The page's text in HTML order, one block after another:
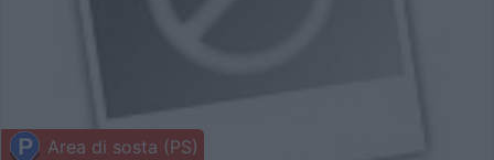
Area di sosta (PS)